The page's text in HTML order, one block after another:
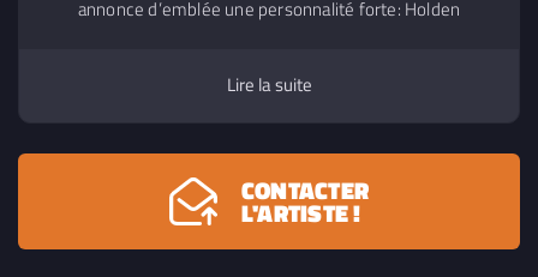
annonce d’emblée une personnalité forte: Holden
de produire un EP pop-rock, « Around the Bend », qui dit à
la fois l’énergie, la mélancolie, la colère, la soif de vivre… En
un mot, l’émotion.
Lire la suite
CONTACTER
L'ARTISTE !